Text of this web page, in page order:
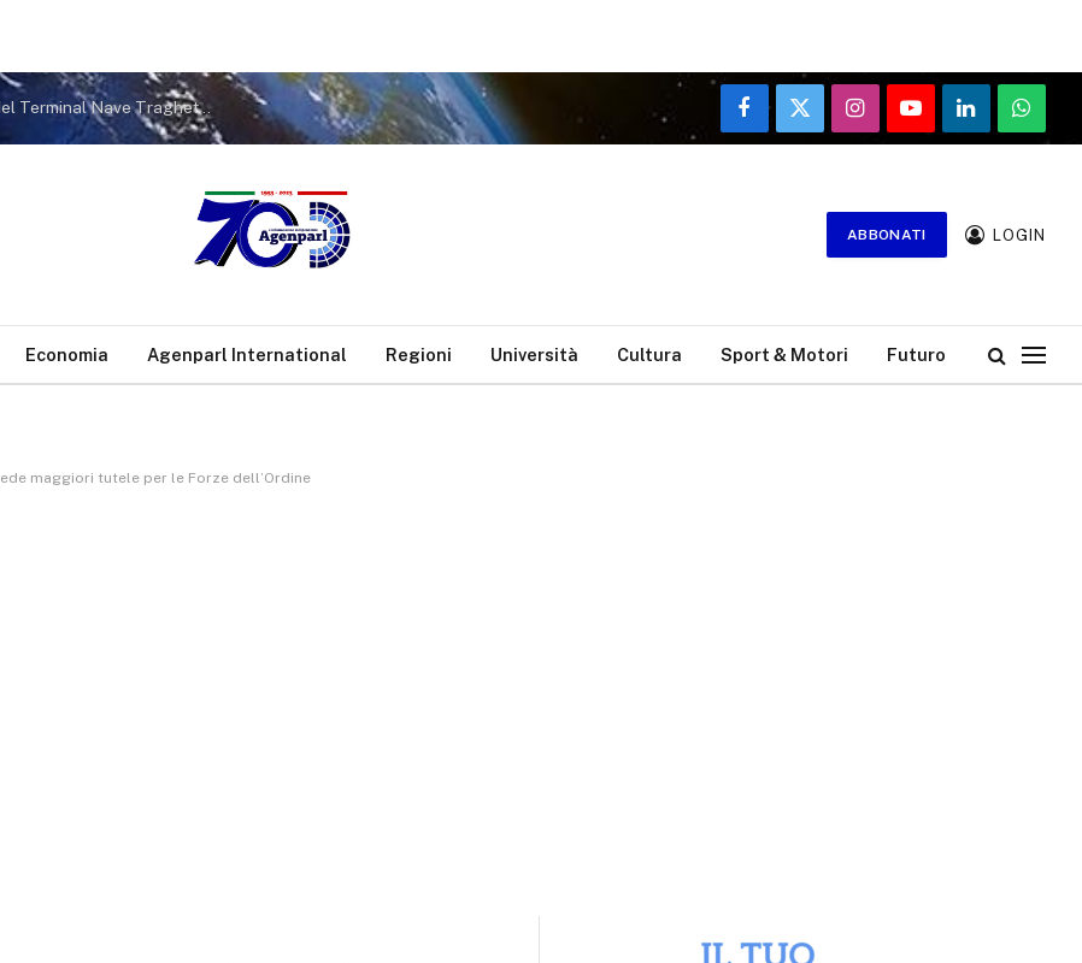
In fase di aggiudicazione i lavori per il raddoppio del Terminal Nave Traghetto di Santa Maria del Mare a Pellestrina
Facebook
X
(Twitter)
InstagramYouTubeLinkedIn
ABBONATI LOGIN
Economia Agenparl International Regioni Università Cultura Sport & Motori Futuro
maggiori tutele per le Forze dell’Ordine